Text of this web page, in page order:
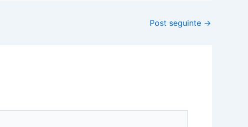
Post seguinte →